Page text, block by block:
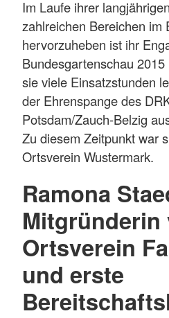
Im Laufe ihrer
zahlreichen Bereichen im
hervorzuheben ist ihr
Bundesgartenschau
sie viele Einsatzstunden
der Ehrenspange des
Potsdam/Zauch-Belzig
Zu diesem Zeitpunkt war
Ortsverein Wustermark.
Ramona
Mitgründerin
Ortsverein
und erste